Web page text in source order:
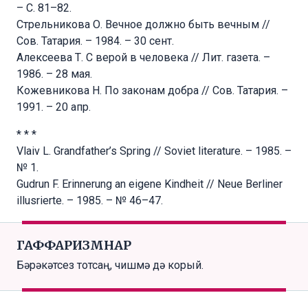
– С. 81–82.
Стрельникова О. Вечное должно быть вечным //
Сов. Татария. – 1984. – 30 сент.
Алексеева Т. С верой в человека // Лит. газета. –
1986. – 28 мая.
Кожевникова Н. По законам добра // Сов. Татария. –
1991. – 20 апр.
* * *
Vlaiv L. Grandfather’s Spring // Soviet literature. – 1985. –
№ 1.
Gudrun F. Erinnerung an eigene Kindheit // Neue Berliner
illusrierte. – 1985. – № 46–47.
ГАФФАРИЗМНАР
Бәрәкәтсез тотсаң, чишмә дә корый.